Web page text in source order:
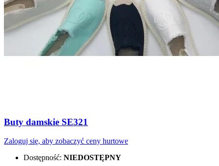
Buty damskie SE321
Zaloguj się, aby zobaczyć ceny hurtowe
Dostępność: NIEDOSTĘPNY